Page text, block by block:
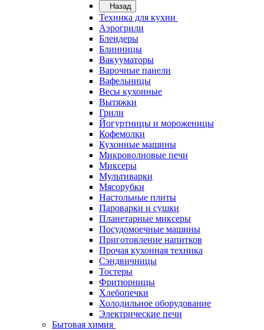
Назад
Техника для кухни
Аэрогрили
Блендеры
Блинницы
Вакууматоры
Варочные панели
Вафельницы
Весы кухонные
Вытяжки
Грили
Йогуртницы и мороженицы
Кофемолки
Кухонные машины
Микроволновые печи
Миксеры
Мультиварки
Мясорубки
Настольные плиты
Пароварки и сушки
Планетарные миксеры
Посудомоечные машины
Приготовление напитков
Прочая кухонная техника
Сэндвичницы
Тостеры
Фритюрницы
Хлебопечки
Холодильное оборудование
Электрические печи
Бытовая химия